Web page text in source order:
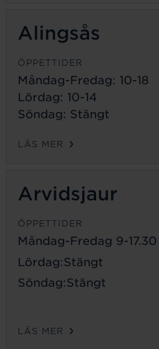
Alingsås
ÖPPETTIDER
Måndag-Fredag: 10-18
Lördag: 10-14
Söndag: Stängt
LÄS MER
Arvidsjaur
ÖPPETTIDER
Måndag-Fredag 9-
Lördag:Stängt
Söndag:Stängt
LÄS MER